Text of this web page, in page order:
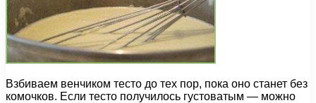
Взбиваем венчиком тесто до тех пор, пока оно станет без
комочков. Если тесто получилось густоватым — можно